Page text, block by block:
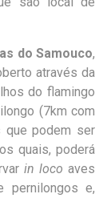
do Samouco,
através da
do flamingo
(7km com
que podem ser
quais, poderá
in loco aves
pernilongos e,